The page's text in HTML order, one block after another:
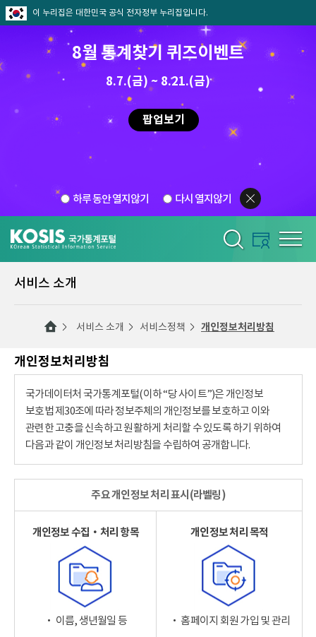
이 누리집은 대한민국 공식 전자정부 누리집입니다.
8월 통계찾기 퀴즈이벤트
8.7.(금) ~ 8.21.(금)
팝업보기
하루 동안 열지않기 다시 열지않기
서비스 소개
서비스 소개 서비스정책 개인정보처리방침
개인정보처리방침
국가데이터처 국가통계포털(이하 “당 사이트”)은 개인정보
보호법 제30조에 따라 정보주체의 개인정보를 보호하고 이와
관련한 고충을 신속하고 원활하게 처리할 수 있도록 하기 위하여
다음과 같이 개인정보 처리방침을 수립하여 공개합니다.
주요 개인정보 처리 표시(라벨링)
개인정보 수집‧처리 항목
‧ 이름, 생년월일 등
개인정보 처리 목적
‧ 홈페이지 회원 가입 및 관리